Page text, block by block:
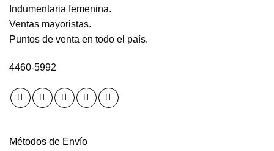
Indumentaria femenina.
Ventas mayoristas.
Puntos de venta en todo el país.
4460-5992
Métodos de Envío